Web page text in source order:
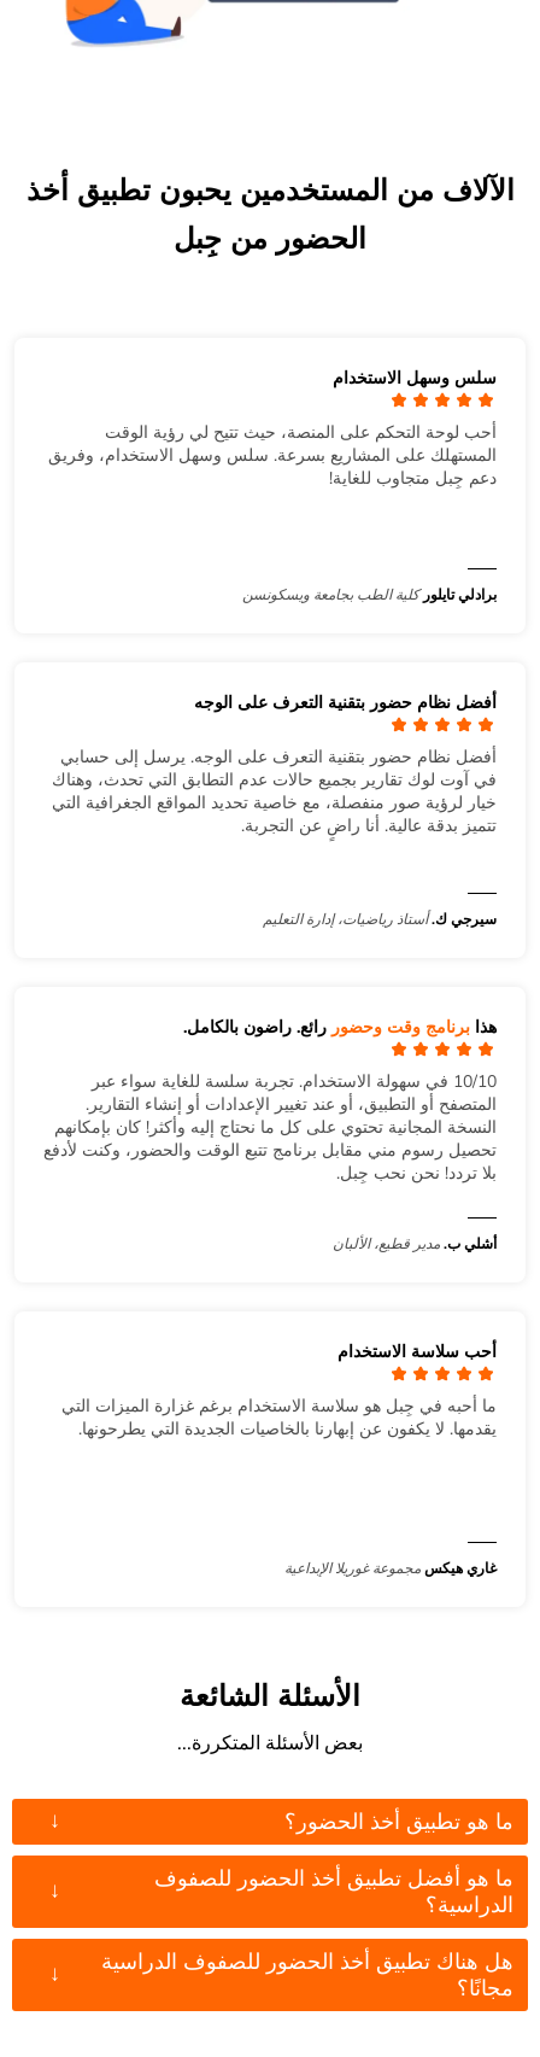
الآلاف من المستخدمين يحبون تطبيق أخذ
الحضور من جِبل
سلس وسهل الاستخدام
أحب لوحة التحكم على المنصة، حيث تتيح لي رؤية الوقت
المستهلك على المشاريع بسرعة. سلس وسهل الاستخدام، وفريق
دعم جِبل متجاوب للغاية!
برادلي تايلور كلية الطب بجامعة ويسكونسن
أفضل نظام حضور بتقنية التعرف على الوجه
أفضل نظام حضور بتقنية التعرف على الوجه. يرسل إلى حسابي
في آوت لوك تقارير بجميع حالات عدم التطابق التي تحدث، وهناك
خيار لرؤية صور منفصلة، مع خاصية تحديد المواقع الجغرافية التي
تتميز بدقة عالية. أنا راضٍ عن التجربة.
سيرجي ك.أستاذ رياضيات، إدارة التعليم
هذا برنامج وقت وحضور رائع. راضون بالكامل.
10/10 في سهولة الاستخدام. تجربة سلسة للغاية سواء عبر
المتصفح أو التطبيق، أو عند تغيير الإعدادات أو إنشاء التقارير.
النسخة المجانية تحتوي على كل ما نحتاج إليه وأكثر! كان بإمكانهم
تحصيل رسوم مني مقابل برنامج تتبع الوقت والحضور، وكنت لأدفع
بلا تردد! نحن نحب جِبل.
أشلي ب.مدير قطيع، الألبان
أحب سلاسة الاستخدام
ما أحبه في جِبل هو سلاسة الاستخدام برغم غزارة الميزات التي
يقدمها. لا يكفون عن إبهارنا بالخاصيات الجديدة التي يطرحونها.
غاري هيكسمجموعة غوريلا الإبداعية
الأسئلة الشائعة
بعض الأسئلة المتكررة...
ما هو تطبيق أخذ الحضور؟ ↓
ما هو أفضل تطبيق أخذ الحضور للصفوف
الدراسية؟
↓
هل هناك تطبيق أخذ الحضور للصفوف الدراسية
مجانًا؟
↓